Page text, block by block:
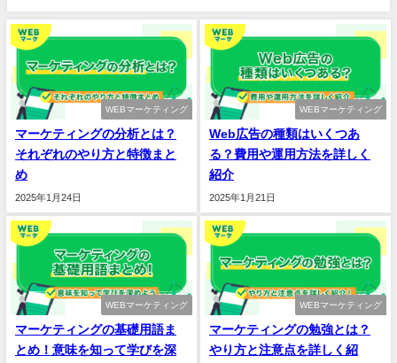
WEBマーケティング
マーケティングの分析とは？
それぞれのやり方と特徴まと
め
2025年1月24日
WEBマーケティング
Web広告の種類はいくつあ
る？費用や運用方法を詳しく
紹介
2025年1月21日
WEBマーケティング
マーケティングの基礎用語ま
とめ！意味を知って学びを深
WEBマーケティング
マーケティングの勉強とは？
やり方と注意点を詳しく紹